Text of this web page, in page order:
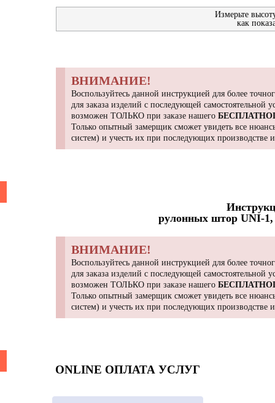
Измерьте
как
ВНИМАНИЕ!
Воспользуйтесь данной инструкцией для более
для заказа изделий с последующей
возможен ТОЛЬКО при заказе нашего
Только опытный замерщик сможет увидеть все
систем) и учесть их при последующих производстве
рулонных штор UNI-
ВНИМАНИЕ!
Воспользуйтесь данной инструкцией для более
для заказа изделий с последующей
возможен ТОЛЬКО при заказе нашего
Только опытный замерщик сможет увидеть все
систем) и учесть их при последующих производстве
ONLINE ОПЛАТА УСЛУГ